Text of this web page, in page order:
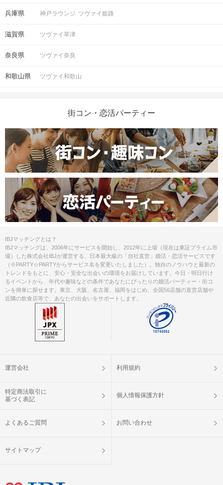
兵庫県 神戸ラウンジ ツヴァイ姫路
滋賀県 ツヴァイ草津
奈良県 ツヴァイ奈良
和歌山県 ツヴァイ和歌山
街コン・恋活パーティー
IBJマッチングとは？
IBJマッチングは、2006年にサービスを開始し、2012年に上場（現在は東証プライム市
場）した株式会社IBJが運営する、日本最大級の「自社直営」婚活・恋活サービスです
（※PARTY☆PARTYからサービス名を変更いたしました）。独自のノウハウと最新の
トレンドをもとに、安心・安全な出会いの環境をお届けしています。今日・明日行け
るイベントから、年代や趣味などの条件であなたにぴったりの婚活パーティー・街コ
ンを簡単に探せます。東京、大阪、名古屋、福岡をはじめ、全国56店舗の直営店舗や
近隣の飲食店等で、あなたの出会いをサポートします。
運営会社 利用規約
特定商法取引に
基づく表記
個人情報保護方針
よくあるご質問 お問い合わせ
サイトマップ